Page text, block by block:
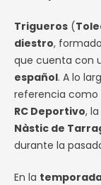
Trigueros (
diestro,
que cuenta con
español. A lo
referencia como
RC Deportivo, la
Nàstic de
durante la
En la